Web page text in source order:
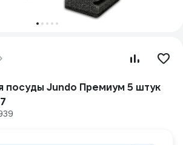
посуды Jundo Премиум 5 штук